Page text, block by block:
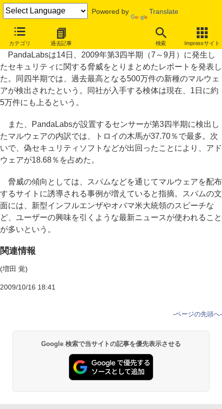
Powered by Translate
カテゴリ 過去記事 検索 Impressサイト
3カ月で新種マルウェア500万件検出、PandaLabs集計で過去最高
PandaLabsは14日、2009年第3四半期（7～9月）に発生し
たセキュリティに関する脅威をとりまとめたレポートを発表し
た。同四半期では、過去最高となる500万件の新種のマルウェ
アが検出されたという。同社が入手する検体は現在、1日に約
5万件にも上るという。
また、PandaLabsが設置するセンサーが第3四半期に検出し
たマルウェアの内訳では、トロイの木馬が37.70％で最多。次
いで、偽セキュリティソフトなどが出回ったことにより、アド
ウェアが18.68％を占めた。
脅威の傾向としては、スパムなどを通じてマルウェアを配布
するサイトに誘導される事例が増えていると指摘。スパムの文
面には、新型インフルエンザやオバマ米大統領のスピーチな
ど、ユーザーの興味を引くような最新ニュースが使われること
が多いという。
関連情報
(増田 覚)
2009/10/16 18:41
-ページの先頭へ-
Google 検索で当サイトの記事を優先表示させる